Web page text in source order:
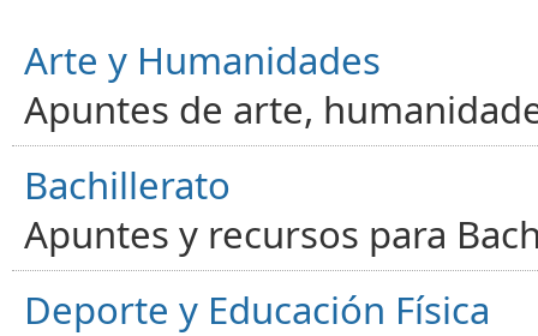
Arte y Humanidades
Apuntes de arte,
Bachillerato
Apuntes y recursos para
Deporte y Educación Física